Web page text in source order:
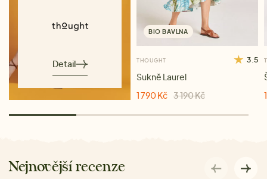
Detail
BIO BAVLNA
THOUGHT 3.5
Sukně Laurel
1 790 Kč 3 190 Kč
Nejnovější recenze